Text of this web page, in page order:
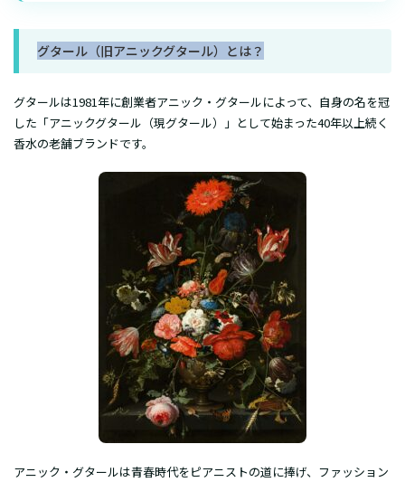
グタール（旧アニックグタール）とは？
グタールは1981年に創業者アニック・グタールによって、自身の名を冠
した「アニックグタール（現グタール）」として始まった40年以上続く
香水の老舗ブランドです。
アニック・グタールは青春時代をピアニストの道に捧げ、ファッション